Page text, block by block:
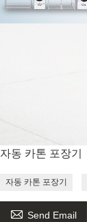
자동 카톤 포장기
자동 카톤 포장기
 Send Email